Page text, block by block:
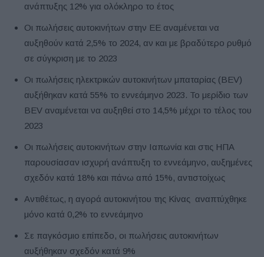
ανάπτυξης 12% για ολόκληρο το έτος
Οι πωλήσεις αυτοκινήτων στην ΕΕ αναμένεται να
αυξηθούν κατά 2,5% το 2024, αν και με βραδύτερο ρυθμό
σε σύγκριση με το 2023
Οι πωλήσεις ηλεκτρικών αυτοκινήτων μπαταρίας (BEV)
αυξήθηκαν κατά 55% το εννεάμηνο 2023. Το μερίδιο των
BEV αναμένεται να αυξηθεί στο 14,5% μέχρι το τέλος του
2023
Οι πωλήσεις αυτοκινήτων στην Ιαπωνία και στις ΗΠΑ
παρουσίασαν ισχυρή ανάπτυξη το εννεάμηνο, αυξημένες
σχεδόν κατά 18% και πάνω από 15%, αντιστοίχως
Αντιθέτως, η αγορά αυτοκινήτου της Κίνας αναπτύχθηκε
μόνο κατά 0,2% το εννεάμηνο
Σε παγκόσμιο επίπεδο, οι πωλήσεις αυτοκινήτων
αυξήθηκαν σχεδόν κατά 9%